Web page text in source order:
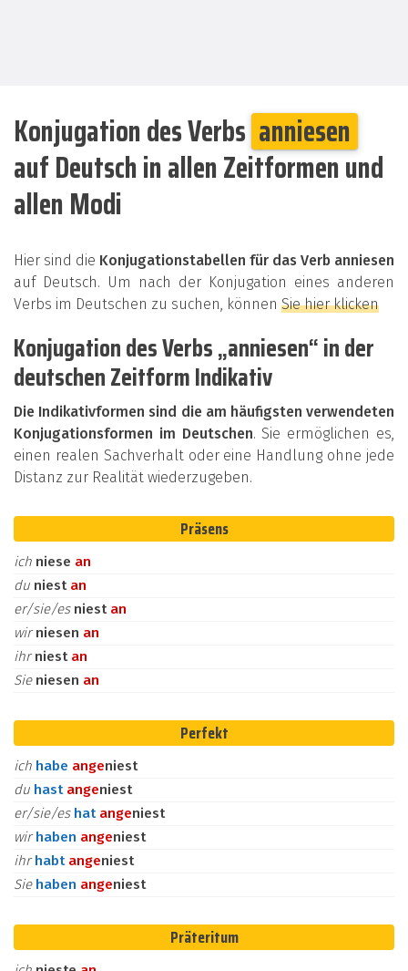
Konjugation des Verbs anniesen
auf Deutsch in allen Zeitformen und
allen Modi
Hier sind die Konjugationstabellen für das Verb anniesen
auf Deutsch. Um nach der Konjugation eines anderen
Verbs im Deutschen zu suchen, können Sie hier klicken
Konjugation des Verbs „anniesen“ in der
deutschen Zeitform Indikativ
Die Indikativformen sind die am häufigsten verwendeten
Konjugationsformen im Deutschen. Sie ermöglichen es,
einen realen Sachverhalt oder eine Handlung ohne jede
Distanz zur Realität wiederzugeben.
Präsens
ich niese an
du niest an
er/sie/es niest an
wirniesen an
ihrniest an
Sie niesen an
Perfekt
ich habe angeniest
du hast angeniest
er/sie/es hat angeniest
wirhaben angeniest
ihrhabt angeniest
Sie haben angeniest
Präteritum